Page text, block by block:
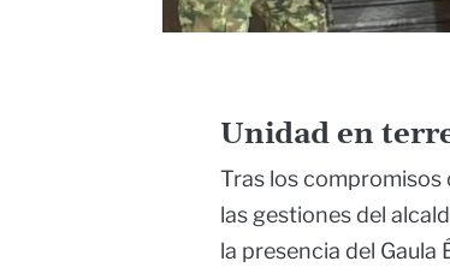
Unidad en
Tras los compromisos
las gestiones del
la presencia del Gaula